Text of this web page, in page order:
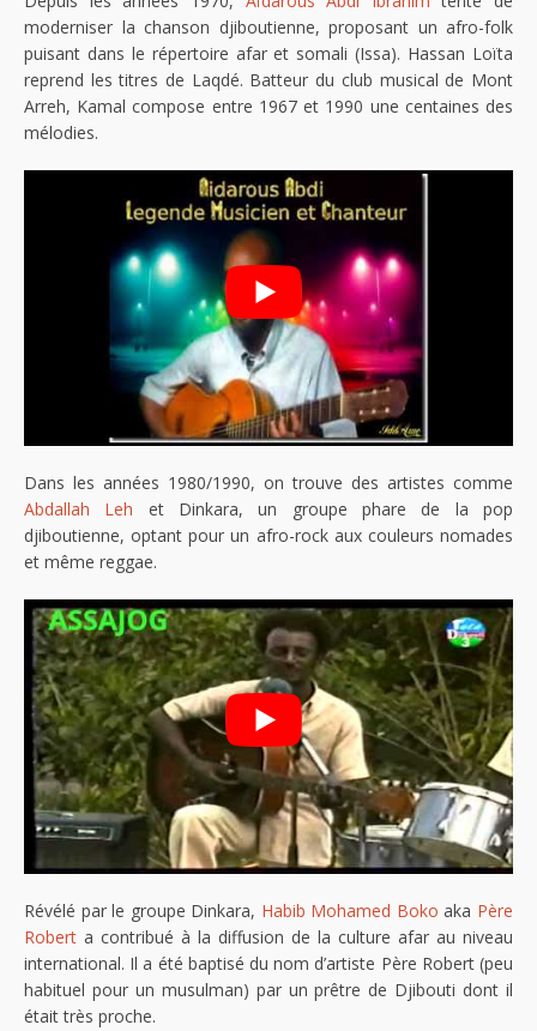
moderniser la chanson djiboutienne, proposant un afro-folk
puisant dans le répertoire afar et somali (Issa). Hassan Loïta
reprend les titres de Laqdé. Batteur du club musical de Mont
Arreh, Kamal compose entre 1967 et 1990 une centaines des
mélodies.
Dans les années 1980/1990, on trouve des artistes comme
Abdallah Leh et Dinkara, un groupe phare de la pop
djiboutienne, optant pour un afro-rock aux couleurs nomades
et même reggae.
Révélé par le groupe Dinkara, Habib Mohamed Boko aka Père
Robert a contribué à la diffusion de la culture afar au niveau
international. Il a été baptisé du nom d’artiste Père Robert (peu
habituel pour un musulman) par un prêtre de Djibouti dont il
était très proche.